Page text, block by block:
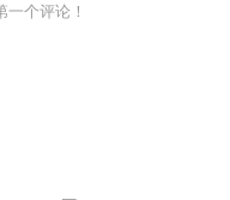
个评论！